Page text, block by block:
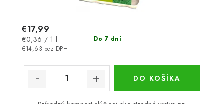
Do 7 dní
€14,63 bez DPH
€17,99
Jednotková
cena:
€0,36 / 1 l
DO KOŠÍKA